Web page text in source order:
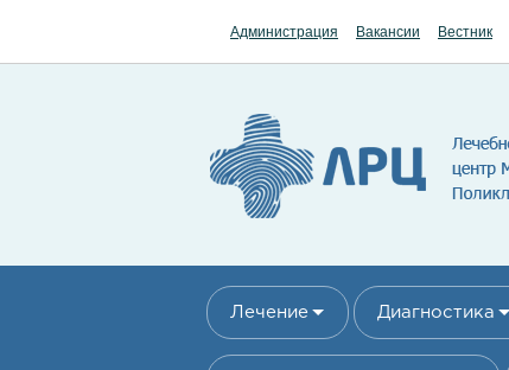
Администрация Вакансии Вестник
Лечение Диагностика